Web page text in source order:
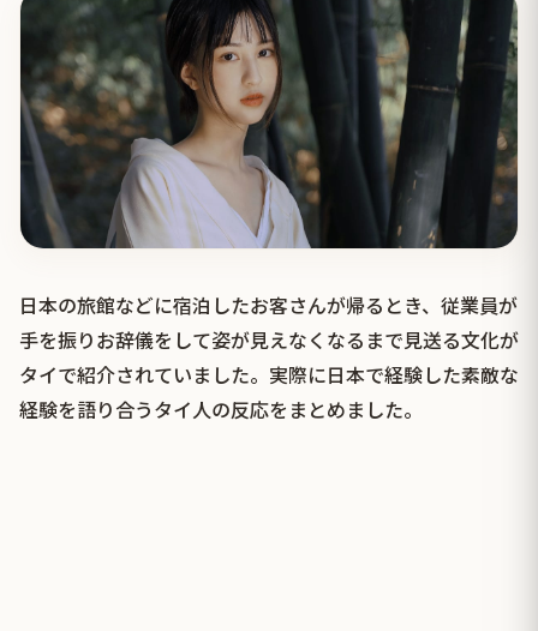
日本の旅館などに宿泊したお客さんが帰るとき、従業員が
手を振りお辞儀をして姿が見えなくなるまで見送る文化が
タイで紹介されていました。実際に日本で経験した素敵な
経験を語り合うタイ人の反応をまとめました。